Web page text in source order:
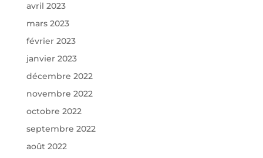
avril 2023
mars 2023
février 2023
janvier 2023
décembre 2022
novembre 2022
octobre 2022
septembre 2022
août 2022